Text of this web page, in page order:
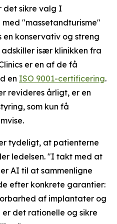
det sikre valg I
"massetandturisme"
konservativ og streng
især klinikken fra
er en af de få
en ISO 9001-certificering.
revideres årligt, er en
som kun få
tydeligt, at patienterne
ledelsen. "I takt med at
AI til at sammenligne
efter konkrete garantier:
af implantater og
er det rationelle og sikre